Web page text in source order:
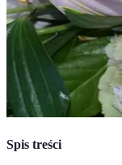
Spis treści